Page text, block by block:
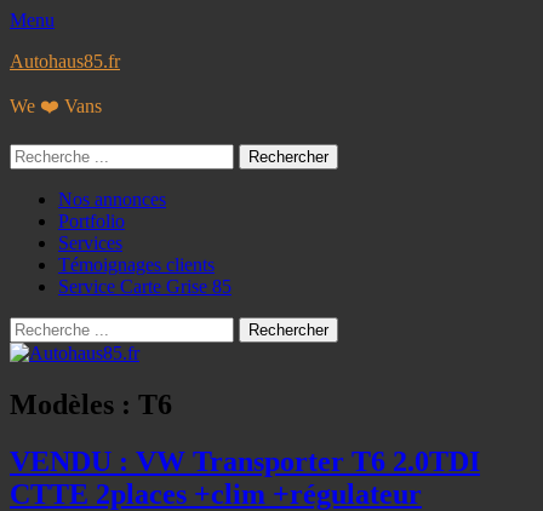
Menu
Autohaus85.fr
We ❤️ Vans
Rechercher :
mail
Menu
principal
Aller
contenu
Nos annonces
Portfolio
Services
Témoignages clients
Service Carte Grise 85
Recherche
Rechercher :
Modèles : T6
VENDU : VW Transporter T6 2.0TDI
CTTE 2places +clim +régulateur